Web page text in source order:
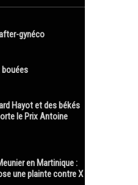
gynéco
Hayot et des békés
le Prix Antoine
en Martinique :
une plainte contre X